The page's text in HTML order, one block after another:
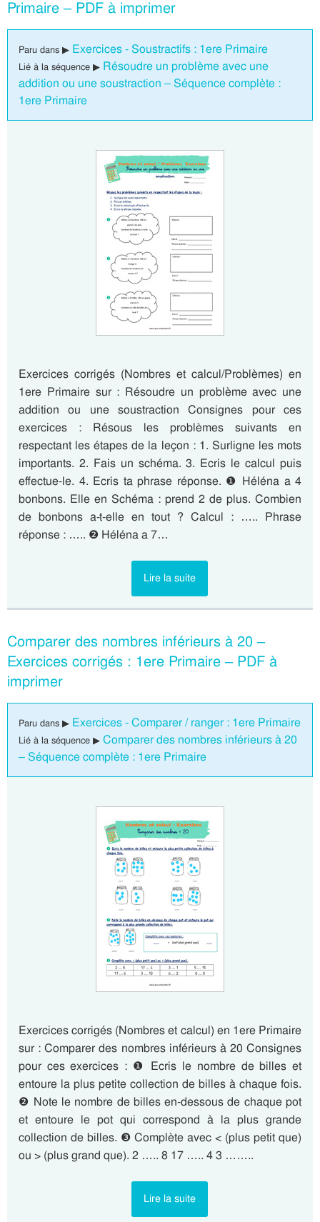
Primaire – PDF à imprimer
Paru dans ▶ Exercices - Soustractifs : 1ere Primaire
Lié à la séquence ▶ Résoudre un problème avec une
addition ou une soustraction – Séquence complète :
1ere Primaire
Exercices corrigés (Nombres et calcul/Problèmes) en
1ere Primaire sur : Résoudre un problème avec une
addition ou une soustraction Consignes pour ces
exercices : Résous les problèmes suivants en
respectant les étapes de la leçon : 1. Surligne les mots
importants. 2. Fais un schéma. 3. Ecris le calcul puis
effectue-le. 4. Ecris ta phrase réponse. ❶ Héléna a 4
bonbons. Elle en Schéma : prend 2 de plus. Combien
de bonbons a-t-elle en tout ? Calcul : ….. Phrase
réponse : ….. ❷ Héléna a 7…
Lire la suite
Comparer des nombres inférieurs à 20 –
Exercices corrigés : 1ere Primaire – PDF à
imprimer
Paru dans ▶ Exercices - Comparer / ranger : 1ere Primaire
Lié à la séquence ▶ Comparer des nombres inférieurs à 20
– Séquence complète : 1ere Primaire
Exercices corrigés (Nombres et calcul) en 1ere Primaire
sur : Comparer des nombres inférieurs à 20 Consignes
pour ces exercices : ❶ Ecris le nombre de billes et
entoure la plus petite collection de billes à chaque fois.
❷ Note le nombre de billes en-dessous de chaque pot
et entoure le pot qui correspond à la plus grande
collection de billes. ❸ Complète avec < (plus petit que)
ou > (plus grand que). 2 ….. 8 17 ….. 4 3 ……..
Lire la suite